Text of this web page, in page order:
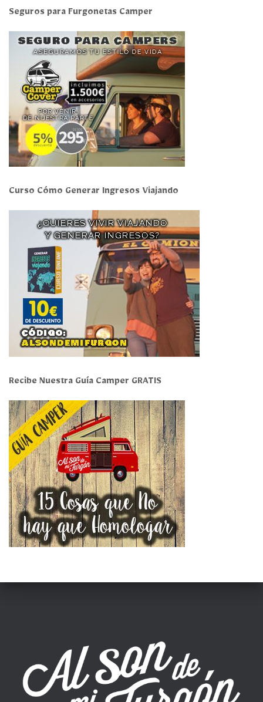
Seguros para Furgonetas Camper
Curso Cómo Generar Ingresos Viajando
Recibe Nuestra Guía Camper GRATIS